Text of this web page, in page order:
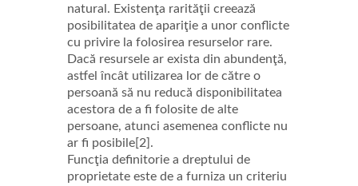
natural. Existenţa rarităţii creează
posibilitatea de apariţie a unor conflicte
cu privire la folosirea resurselor rare.
Dacă resursele ar exista din abundenţă,
astfel încât utilizarea lor de către o
persoană să nu reducă disponibilitatea
acestora de a fi folosite de alte
persoane, atunci asemenea conflicte nu
ar fi posibile[2].
Funcţia definitorie a dreptului de
proprietate este de a furniza un criteriu